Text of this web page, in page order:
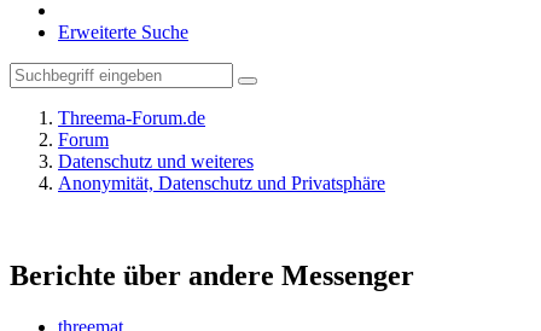
Erweiterte Suche
Threema-Forum.de
Forum
Datenschutz und weiteres
Anonymität, Datenschutz und Privatsphäre
Berichte über andere Messenger
threemat